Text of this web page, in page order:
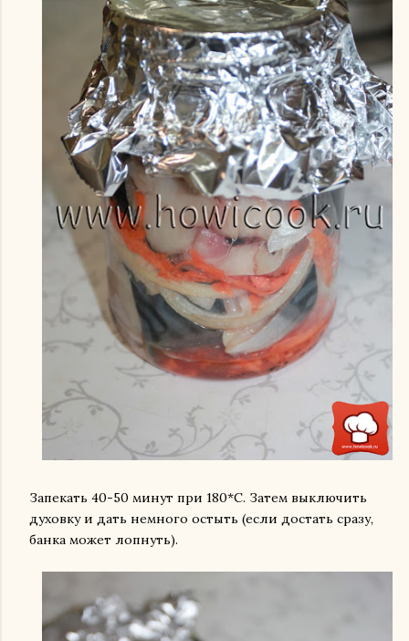
Запекать 40-50 минут при 180*С. Затем выключить
духовку и дать немного остыть (если достать сразу,
банка может лопнуть).